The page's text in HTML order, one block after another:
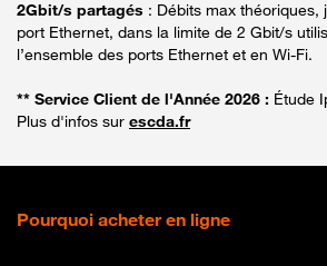
2Gbit/s partagés : Débits max théoriques,
port Ethernet, dans la limite de 2 Gbit/s
l’ensemble des ports Ethernet et en Wi-Fi.
** Service Client de l'Année 2026 : Étude
Plus d'infos sur escda.fr
Pourquoi acheter en ligne